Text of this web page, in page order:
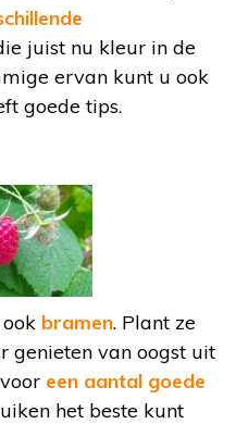
juist nu kleur in de
ervan kunt u ook
goede tips.
bramen. Plant ze
genieten van oogst uit
een aantal goede
het beste kunt